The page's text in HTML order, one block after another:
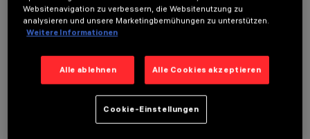
BESCHREIBUNG
Einbauleuchte bestehend aus Leuchtquelle, 6-zelligem
Lichtraster und Komponenten für den Betrieb. Version mit
fokussierten Optiken - mittelgroße Öffnung. LEDs mit
hohem Farbwiedergabeindex. Hauptkorpus aus extrudiertem
Aluminium - eloxiertes Finish - Enddeckel aus Zamak-Guss -
Websitenavigation zu verbessern, die Websitenutzung zu
analysieren und unsere Marketingbemühungen zu unterstützen.
Weitere Informationen
Alle ablehnen Alle Cookies akzeptieren
Cookie-Einstellungen